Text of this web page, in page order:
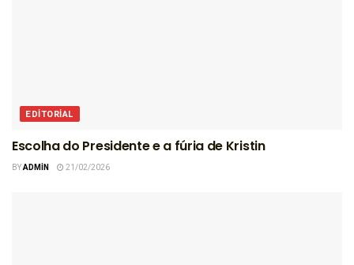
EDITORIAL
Escolha do Presidente e a fúria de Kristin
BYADMIN 21/02/2026